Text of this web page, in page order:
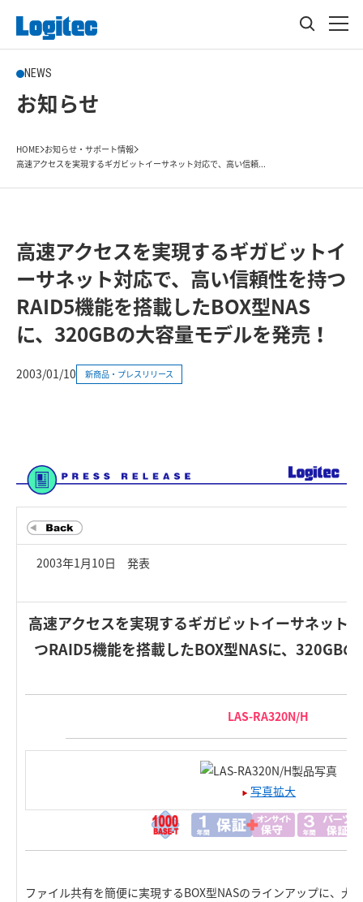
NEWS
お知らせ
HOME お知らせ・サポート情報
高速アクセスを実現するギガビットイーサネット対応で、高い信頼...
高速アクセスを実現するギガビットイ
ーサネット対応で、高い信頼性を持つ
RAID5機能を搭載したBOX型NAS
に、320GBの大容量モデルを発売！
2003/01/10 新商品・プレスリリース
2003年1月10日 発表
高速アクセスを実現するギガビットイーサネット
つRAID5機能を搭載したBOX型NASに、320GB
LAS-RA320N/H
写真拡大
ファイル共有を簡便に実現するBOX型NASのラインアップに、大